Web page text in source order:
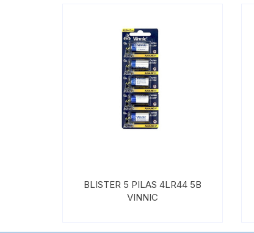
BLISTER 5 PILAS 4LR44 5B
VINNIC